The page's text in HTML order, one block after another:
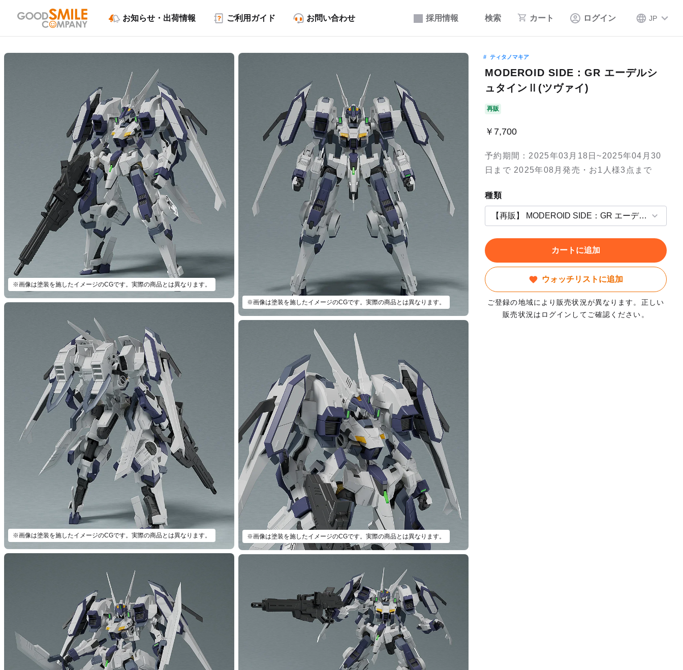
採用情報 検索 カート ログイン JP
お知らせ・出荷情報 ご利用ガイド お問い合わせ
※画像は塗装を施したイメージのCGです。実際の商品とは異なります。
※画像は塗装を施したイメージのCGです。実際の商品とは異なります。
※画像は塗装を施したイメージのCGです。実際の商品とは異なります。 ※画像は塗装を施したイメージのCGです。実際の商品とは異なります。
ティタノマキア
MODEROID SIDE：GR エーデルシ
ュタインⅡ(ツヴァイ)
再販
￥7,700
予約期間：2025年03月18日~2025年04月30
日まで 2025年08月発売・お1人様3点まで
種類
カートに追加
ウォッチリストに追加
ご登録の地域により販売状況が異なります。正しい
販売状況はログインしてご確認ください。